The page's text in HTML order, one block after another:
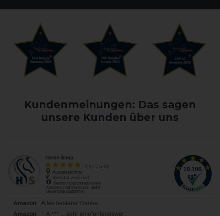
Kundenmeinungen: Das sagen
unsere Kunden über uns